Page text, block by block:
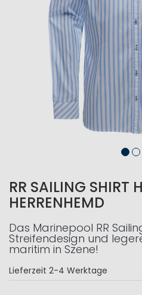
RR SAILING SHIRT
HERRENHEMD
Das Marinepool RR
Streifendesign und
maritim in Szene!
Lieferzeit 2-4 Werktage